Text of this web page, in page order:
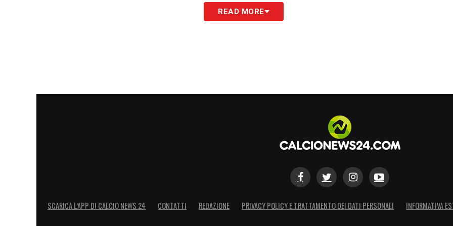
la Croazia, l’Italia non era così, era un’altra cosa. Peccato. Però adesso su queste
READ MORE
SCARICA L’APP DI CALCIO NEWS 24 CONTATTI REDAZIONE PRIVACY POLICY E TRATTAMENTO DEI DATI PERSONALI INFORMATIVA